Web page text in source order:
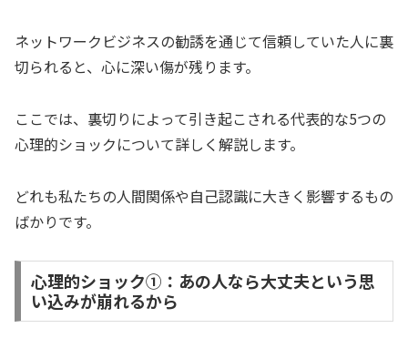
ネットワークビジネスの勧誘を通じて信頼していた人に裏
切られると、心に深い傷が残ります。
ここでは、裏切りによって引き起こされる代表的な5つの
心理的ショックについて詳しく解説します。
どれも私たちの人間関係や自己認識に大きく影響するもの
ばかりです。
心理的ショック①：あの人なら大丈夫という思
い込みが崩れるから